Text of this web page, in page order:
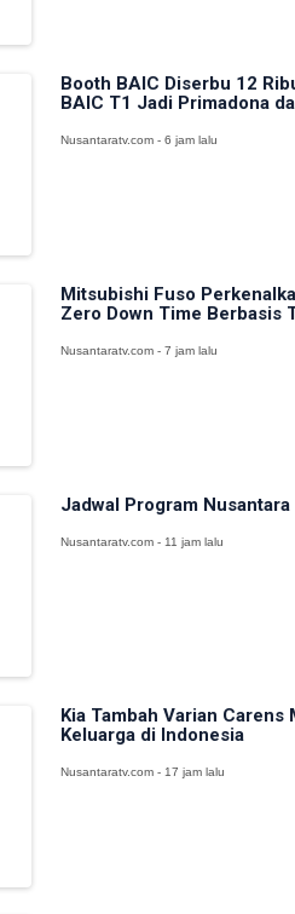
Booth BAIC Diserbu 12
BAIC T1 Jadi Primadona
Nusantaratv.com - 6 jam lalu
Mitsubishi Fuso
Zero Down Time Berbasis
Nusantaratv.com - 7 jam lalu
Jadwal Program
Nusantaratv.com - 11 jam lalu
Kia Tambah Varian
Keluarga di Indonesia
Nusantaratv.com - 17 jam lalu